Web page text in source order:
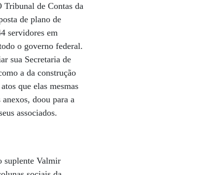
Tribunal de Contas da
de plano de
servidores em
o governo federal.
sua Secretaria de
a da construção
que elas mesmas
doou para a
associados.
suplente Valmir